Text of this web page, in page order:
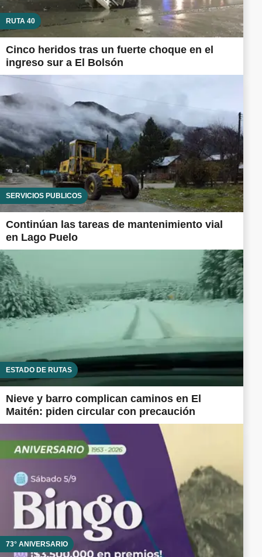
RUTA 40
Cinco heridos tras un fuerte choque en el
ingreso sur a El Bolsón
SERVICIOS PÚBLICOS
Continúan las tareas de mantenimiento vial
en Lago Puelo
ESTADO DE RUTAS
Nieve y barro complican caminos en El
Maitén: piden circular con precaución
73° ANIVERSARIO